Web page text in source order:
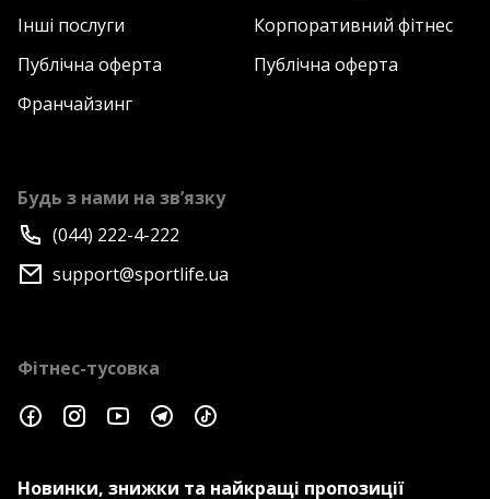
Інші послуги
Корпоративний фітнес
Публічна оферта
Публічна оферта
Франчайзинг
Будь з нами на зв’язку
(044) 222-4-222
support@sportlife.ua
Фітнес-тусовка
Новинки, знижки та найкращі пропозиції